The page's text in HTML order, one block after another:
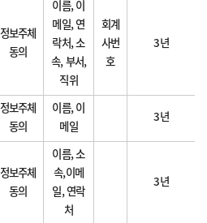
정보주체
동의
이름, 이
메일, 연
락처, 소
속, 부서,
직위
회계
사번
호
3년
정보주체
동의
이름, 이
메일
3년
정보주체
동의
이름, 소
속,이메
일, 연락
처
3년